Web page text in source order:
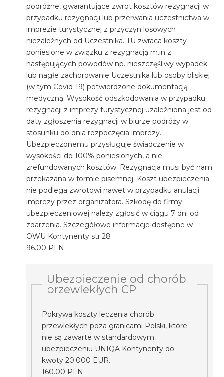
podróżne, gwarantujące zwrot kosztów rezygnacji w
przypadku rezygnacji lub przerwania uczestnictwa w
imprezie turystycznej z przyczyn losowych
niezależnych od Uczestnika. TU zwraca koszty
poniesione w związku z rezygnacją m.in z
następujących powodów np. nieszczęśliwy wypadek
lub nagłe zachorowanie Uczestnika lub osoby bliskiej
(w tym Covid-19) potwierdzone dokumentacją
medyczną. Wysokość odszkodowania w przypadku
rezygnacji z imprezy turystycznej uzależniona jest od
daty zgłoszenia rezygnacji w biurze podróży w
stosunku do dnia rozpoczęcia imprezy.
Ubezpieczonemu przysługuje świadczenie w
wysokości do 100% poniesionych, a nie
zrefundowanych kosztów. Rezygnacja musi być nam
przekazana w formie pisemnej. Koszt ubezpieczenia
nie podlega zwrotowi nawet w przypadku anulacji
imprezy przez organizatora. Szkodę do firmy
ubezpieczeniowej należy zgłosić w ciągu 7 dni od
zdarzenia. Szczegółowe informacje dostępne w
OWU Kontynenty str.28
96.00 PLN
Ubezpieczenie od chorób
przewlekłych CP
Pokrywa koszty leczenia chorób
przewlekłych poza granicami Polski, które
nie są zawarte w standardowym
ubezpieczeniu UNIQA Kontynenty do
kwoty 20.000 EUR.
160.00 PLN